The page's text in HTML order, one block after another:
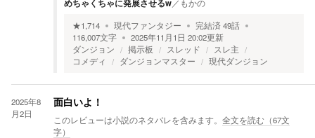
めちゃくちゃに発展させるw／ もかの
★1,714 現代ファンタジー 完結済49話
116,007文字 2025年11月1日 20:02更新
ダンジョン
掲示板 スレッド
スレ主
コメディ
ダンジョンマスター 現代ダンジョン
2025年8
月2日
面白いよ！
このレビューは小説のネタバレを含みます。 全文を読む（67文
字）